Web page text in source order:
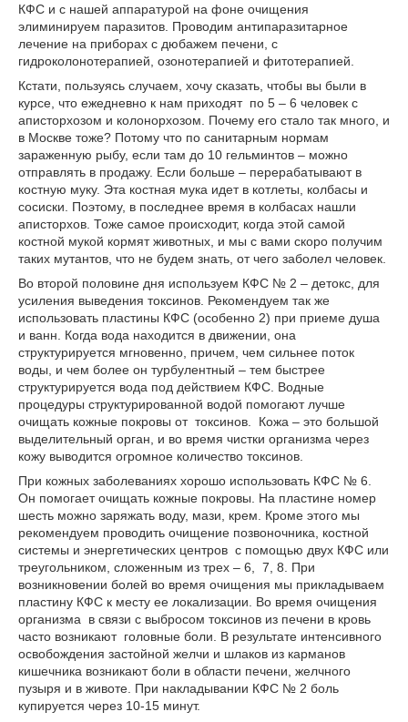
КФС и с нашей аппаратурой на фоне очищения
элиминируем паразитов. Проводим антипаразитарное
лечение на приборах с дюбажем печени, с
гидроколонотерапией, озонотерапией и фитотерапией.
Кстати, пользуясь случаем, хочу сказать, чтобы вы были в
курсе, что ежедневно к нам приходят по 5 – 6 человек с
аписторхозом и колонорхозом. Почему его стало так много, и
в Москве тоже? Потому что по санитарным нормам
зараженную рыбу, если там до 10 гельминтов – можно
отправлять в продажу. Если больше – перерабатывают в
костную муку. Эта костная мука идет в котлеты, колбасы и
сосиски. Поэтому, в последнее время в колбасах нашли
аписторхов. Тоже самое происходит, когда этой самой
костной мукой кормят животных, и мы с вами скоро получим
таких мутантов, что не будем знать, от чего заболел человек.
Во второй половине дня используем КФС № 2 – детокс, для
усиления выведения токсинов. Рекомендуем так же
использовать пластины КФС (особенно 2) при приеме душа
и ванн. Когда вода находится в движении, она
структурируется мгновенно, причем, чем сильнее поток
воды, и чем более он турбулентный – тем быстрее
структурируется вода под действием КФС. Водные
процедуры структурированной водой помогают лучше
очищать кожные покровы от токсинов. Кожа – это большой
выделительный орган, и во время чистки организма через
кожу выводится огромное количество токсинов.
При кожных заболеваниях хорошо использовать КФС № 6.
Он помогает очищать кожные покровы. На пластине номер
шесть можно заряжать воду, мази, крем. Кроме этого мы
рекомендуем проводить очищение позвоночника, костной
системы и энергетических центров с помощью двух КФС или
треугольником, сложенным из трех – 6, 7, 8. При
возникновении болей во время очищения мы прикладываем
пластину КФС к месту ее локализации. Во время очищения
организма в связи с выбросом токсинов из печени в кровь
часто возникают головные боли. В результате интенсивного
освобождения застойной желчи и шлаков из карманов
кишечника возникают боли в области печени, желчного
пузыря и в животе. При накладывании КФС № 2 боль
купируется через 10-15 минут.